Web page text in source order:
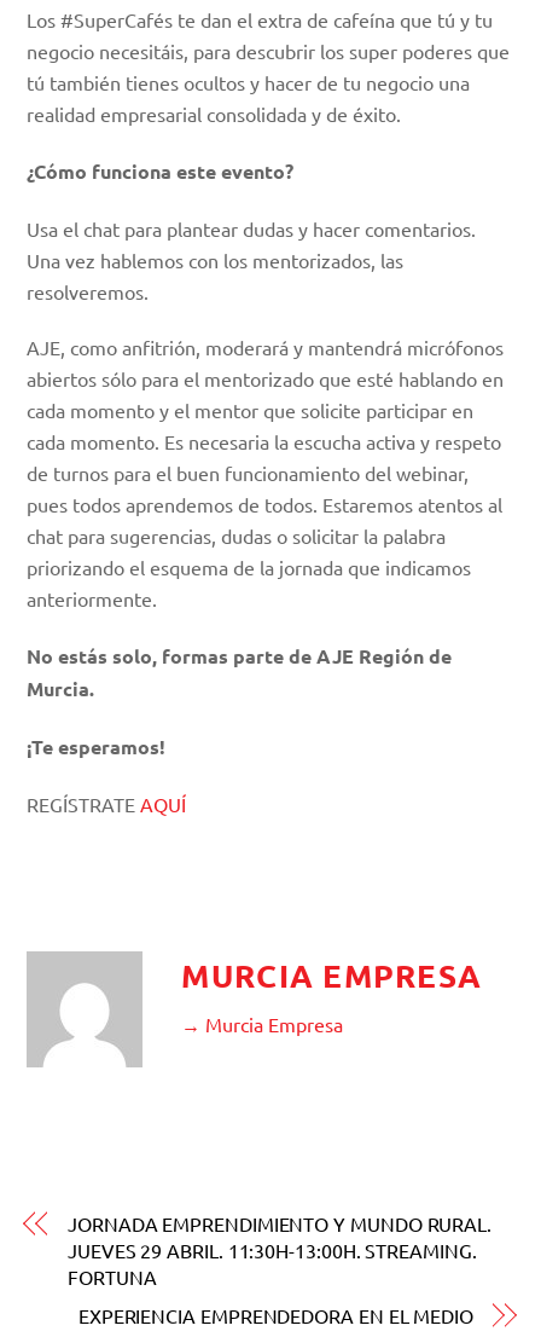
Los #SuperCafés te dan el extra de cafeína que tú y tu
negocio necesitáis, para descubrir los super poderes que
tú también tienes ocultos y hacer de tu negocio una
realidad empresarial consolidada y de éxito.
¿Cómo funciona este evento?
Usa el chat para plantear dudas y hacer comentarios.
Una vez hablemos con los mentorizados, las
resolveremos.
AJE, como anfitrión, moderará y mantendrá micrófonos
abiertos sólo para el mentorizado que esté hablando en
cada momento y el mentor que solicite participar en
cada momento. Es necesaria la escucha activa y respeto
de turnos para el buen funcionamiento del webinar,
pues todos aprendemos de todos. Estaremos atentos al
chat para sugerencias, dudas o solicitar la palabra
priorizando el esquema de la jornada que indicamos
anteriormente.
No estás solo, formas parte de AJE Región de
Murcia.
¡Te esperamos!
REGÍSTRATE AQUÍ
MURCIA EMPRESA
→ Murcia Empresa
JORNADA EMPRENDIMIENTO Y MUNDO RURAL.
JUEVES 29 ABRIL. 11:30H-13:00H. STREAMING.
FORTUNA
EXPERIENCIA EMPRENDEDORA EN EL MEDIO